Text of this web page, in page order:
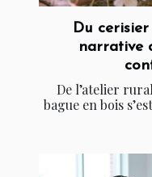
Du
narrative
De l’atelier
bague en bois